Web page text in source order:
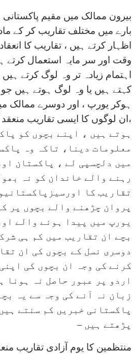
بیرون ممالک میں مقیم
بارے میں مختلف تقاریب کر کے
اظہار کرتے ہیں ، تقاریب کا
وقت اور سر مایہ استعمال کرتے
اہتمام زیادہ تر وہ لوگ کرتے
کہتے ہیں یا وہ لوگ ہوتے ہیں
ہوکر یورپ ، اور دوسرے ممالک
ہوتے ہیں ، اپنے بچوں کو
معلومات دینا، تاکہ وہ
میں دلچسپی لے ، پاکستان
رہنے والے خاندان کو نہ
تقاریب کا
پروان چڑھنے والے بچوں پر
یورپ میں پیدا ہونے والے
بچے ان تقاریب میں کم ہی
دوسری نسل کے بچوں کی ان
کرنے کی وجہ ان بچوں کی
اردو پر عبور حاصل نہ ہونا
زبان نہ آنے کی وجہ سے یہ
پاکستانی خبریں کم سنتے
پڑھتے ہیں –
منتظمین کا یوم آزادی تقاریب